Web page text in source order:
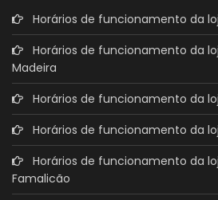
Horários de funcionamento da
Horários de funcionamento da
Madeira
Horários de funcionamento da
Horários de funcionamento da
Horários de funcionamento da
Famalicão